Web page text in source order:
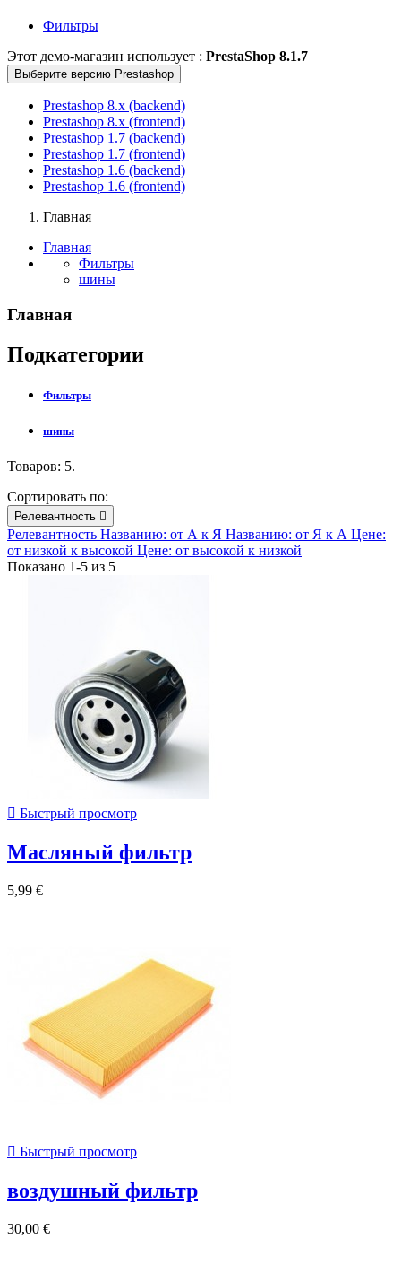
Фильтры
Этот демо-магазин использует : PrestaShop 8.1.7
Выберите версию Prestashop
Prestashop 8.x (backend)
Prestashop 8.x (frontend)
Prestashop 1.7 (backend)
Prestashop 1.7 (frontend)
Prestashop 1.6 (backend)
Prestashop 1.6 (frontend)
Главная
Главная
Фильтры
шины
Главная
Подкатегории
Фильтры
шины
Товаров: 5.
Сортировать по:
Релевантность 
Релевантность Названию: от А к Я Названию: от Я к А Цене:
от низкой к высокой Цене: от высокой к низкой
Показано 1-5 из 5
 Быстрый просмотр
Масляный фильтр
5,99 €
 Быстрый просмотр
воздушный фильтр
30,00 €